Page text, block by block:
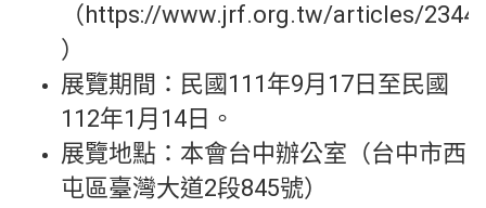
（https://www.jrf.org.tw/articles/2344
）
展覽期間：民國111年9月17日至民國
112年1月14日。
展覽地點：本會台中辦公室（台中市西
屯區臺灣大道2段845號）